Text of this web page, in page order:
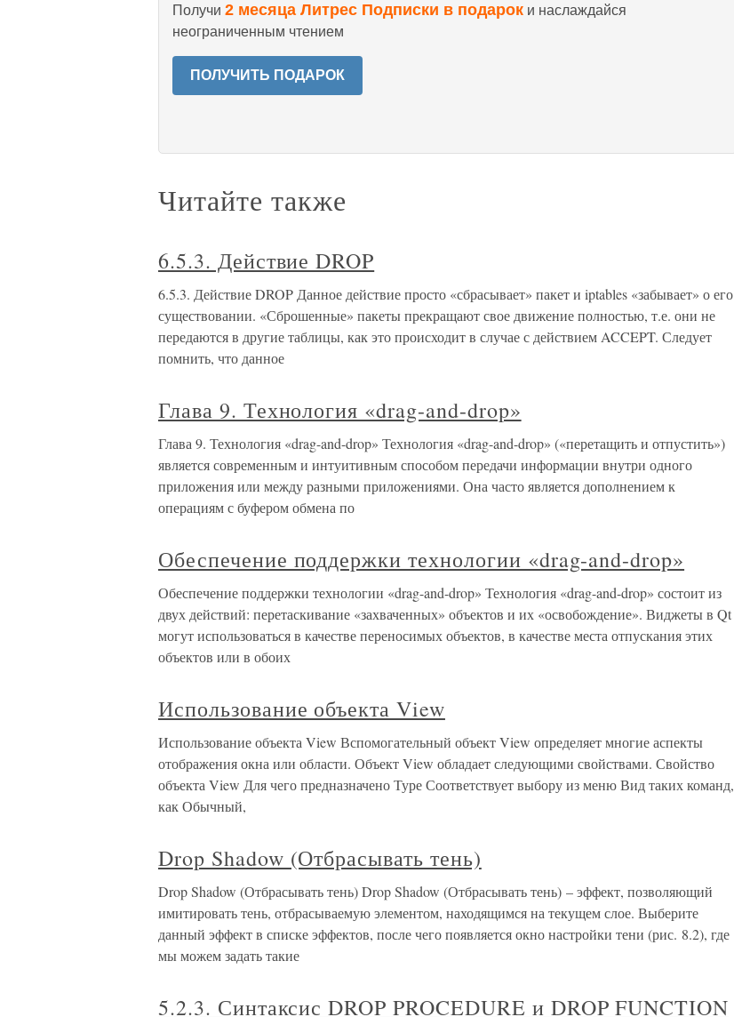
Получи 2 месяца Литрес Подписки в подарок и наслаждайся
неограниченным чтением
ПОЛУЧИТЬ ПОДАРОК
Читайте также
6.5.3. Действие DROP
6.5.3. Действие DROP Данное действие просто «сбрасывает» пакет и iptables «забывает» о его
существовании. «Сброшенные» пакеты прекращают свое движение полностью, т.е. они не
передаются в другие таблицы, как это происходит в случае с действием ACCEPT. Следует
помнить, что данное
Глава 9. Технология «drag-and-drop»
Глава 9. Технология «drag-and-drop» Технология «drag-and-drop» («перетащить и отпустить»)
является современным и интуитивным способом передачи информации внутри одного
приложения или между разными приложениями. Она часто является дополнением к
операциям с буфером обмена по
Обеспечение поддержки технологии «drag-and-drop»
Обеспечение поддержки технологии «drag-and-drop» Технология «drag-and-drop» состоит из
двух действий: перетаскивание «захваченных» объектов и их «освобождение». Виджеты в Qt
могут использоваться в качестве переносимых объектов, в качестве места отпускания этих
объектов или в обоих
Использование объекта View
Использование объекта View Вспомогательный объект View определяет многие аспекты
отображения окна или области. Объект View обладает следующими свойствами. Свойство
объекта View Для чего предназначено Туре Соответствует выбору из меню Вид таких команд,
как Обычный,
Drop Shadow (Отбрасывать тень)
Drop Shadow (Отбрасывать тень) Drop Shadow (Отбрасывать тень) – эффект, позволяющий
имитировать тень, отбрасываемую элементом, находящимся на текущем слое. Выберите
данный эффект в списке эффектов, после чего появляется окно настройки тени (рис. 8.2), где
мы можем задать такие
5.2.3. Синтаксис DROP PROCEDURE и DROP FUNCTION